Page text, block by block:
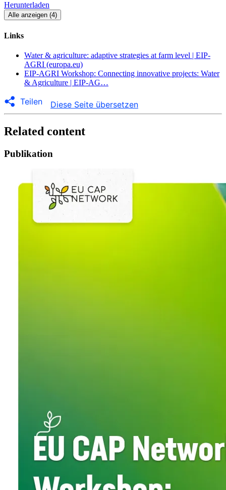
ACLIMA.pdf
Herunterladen
cap-
network-
ppt08-
Eleanna-
Pana-
Prima-
Mediterra.pdf
Alle anzeigen (4)
Links
Water & agriculture: adaptive strategies at farm level | EIP-
AGRI (europa.eu)
EIP-AGRI Workshop: Connecting innovative projects: Water
& Agriculture | EIP-AG…
Teilen Diese Seite übersetzen
Related content
Publikation